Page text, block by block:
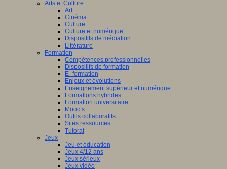
Arts et Culture
Art
Cinéma
Culture
Culture et numérique
Dispositifs de médiation
Littérature
Formation
Compétences professionnelles
Dispositifs de formation
E- formation
Enjeux et évolutions
Enseignement supérieur et numérique
Formations hybrides
Formation universitaire
Mooc’s
Outils collaboratifs
Sites ressources
Tutorat
Jeux
Jeu et éducation
Jeux 4/12 ans
Jeux sérieux
Jeux vidéo